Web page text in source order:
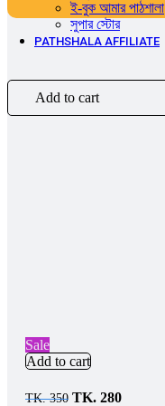
ই-বুক আমার পাঠশালা
সুপার ‍স্টোর
PATHSHALA AFFILIATE
Add to cart
Sale
Add to cart
TK.350 Original
TK. 280Current